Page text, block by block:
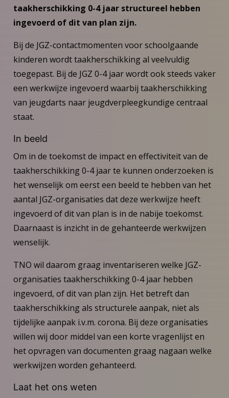
taakherschikking 0-4 jaar structureel hebben
ingevoerd of dit van plan zijn.
Bij de JGZ-contactmomenten voor schoolgaande
kinderen wordt taakherschikking al veelvuldig
toegepast. Bij de JGZ 0-4 jaar wordt ook steeds vaker
een werkwijze ingevoerd waarbij taakherschikking
van jeugdarts naar jeugdverpleegkundige centraal
staat.
In beeld
Om in de toekomst de impact en effectiviteit van de
taakherschikking 0-4 jaar te kunnen onderzoeken is
het wenselijk om eerst een beeld te hebben van het
aantal JGZ-organisaties dat deze werkwijze heeft
ingevoerd of dit van plan is in de nabije toekomst.
Daarnaast is inzicht in de gehanteerde werkwijzen
wenselijk.
TNO wil daarom graag inventariseren welke JGZ-
organisaties taakherschikking 0-4 jaar hebben
ingevoerd, of dit van plan zijn. Het betreft dan
taakherschikking als structurele aanpak, niet als
tijdelijke aanpak i.v.m. corona. Bij deze organisaties
willen wij door middel van een korte vragenlijst en
het opvragen van documenten graag nagaan welke
werkwijzen worden gehanteerd.
Laat het ons weten